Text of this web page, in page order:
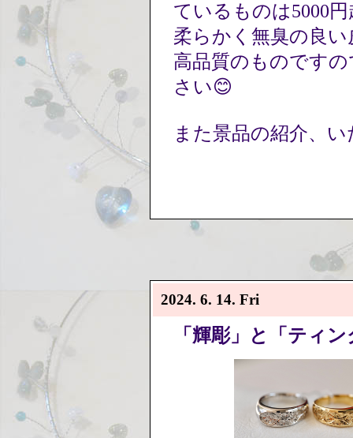
ているものは5000
柔らかく無臭の良い
高品質のものです
さい😊
また景品の紹介、
2024. 6. 14. Fri
「輝彫」と「ティ